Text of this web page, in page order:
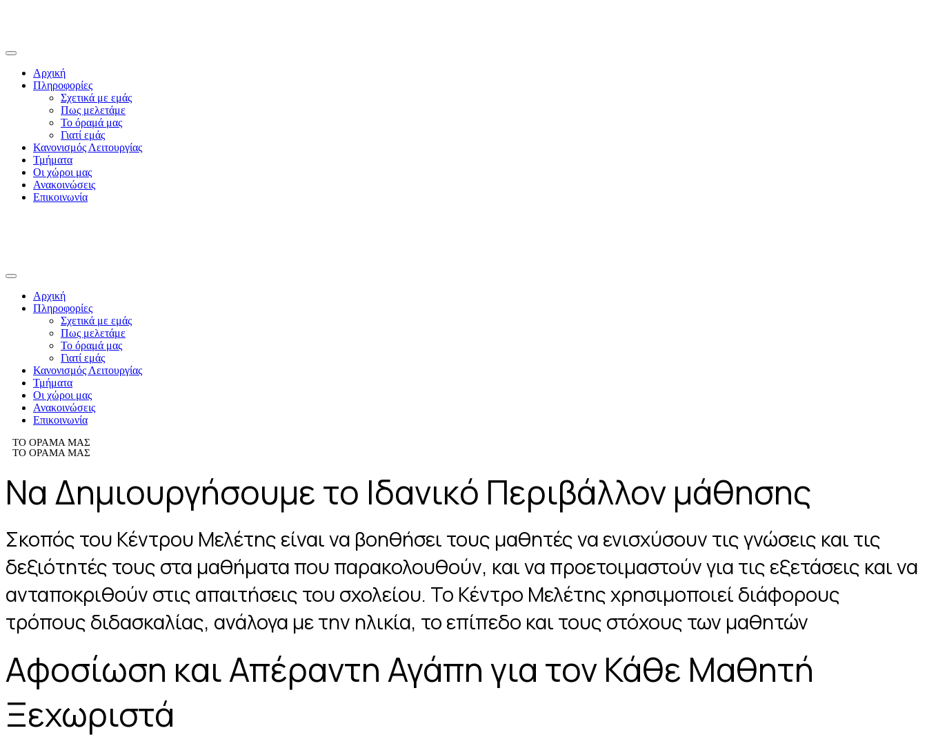
Αρχική
Πληροφορίες
Σχετικά με εμάς
Πως μελετάμε
Το όραμά μας
Γιατί εμάς
Κανονισμός Λειτουργίας
Τμήματα
Οι χώροι μας
Ανακοινώσεις
Επικοινωνία
Αρχική
Πληροφορίες
Σχετικά με εμάς
Πως μελετάμε
Το όραμά μας
Γιατί εμάς
Κανονισμός Λειτουργίας
Τμήματα
Οι χώροι μας
Ανακοινώσεις
Επικοινωνία
ΤΟ ΟΡΑΜΑ ΜΑΣ
ΤΟ ΟΡΑΜΑ ΜΑΣ
Να Δημιουργήσουμε το Ιδανικό Περιβάλλον μάθησης
Σκοπός του Κέντρου Μελέτης είναι να βοηθήσει τους μαθητές να ενισχύσουν τις γνώσεις και τις
δεξιότητές τους στα μαθήματα που παρακολουθούν, και να προετοιμαστούν για τις εξετάσεις και να
ανταποκριθούν στις απαιτήσεις του σχολείου. Το Κέντρο Μελέτης χρησιμοποιεί διάφορους
τρόπους διδασκαλίας, ανάλογα με την ηλικία, το επίπεδο και τους στόχους των μαθητών
Αφοσίωση και Απέραντη Αγάπη για τον Κάθε Μαθητή
Ξεχωριστά